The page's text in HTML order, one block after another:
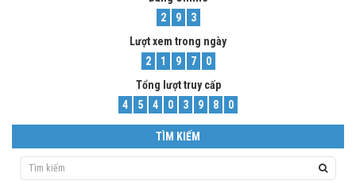
2
9
3
Lượt xem trong ngày
2
1 9 7
0
Tổng lượt truy cấp
4
5 4 0 3 9 8 0
TÌM KIẾM